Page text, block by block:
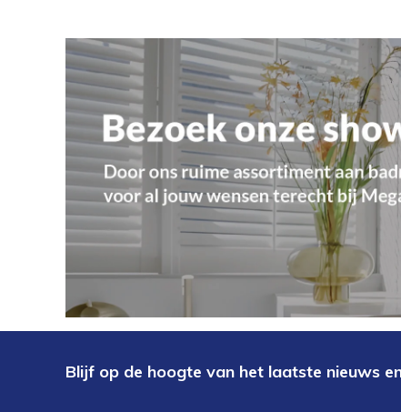
Blijf op de hoogte van het laatste nieuws